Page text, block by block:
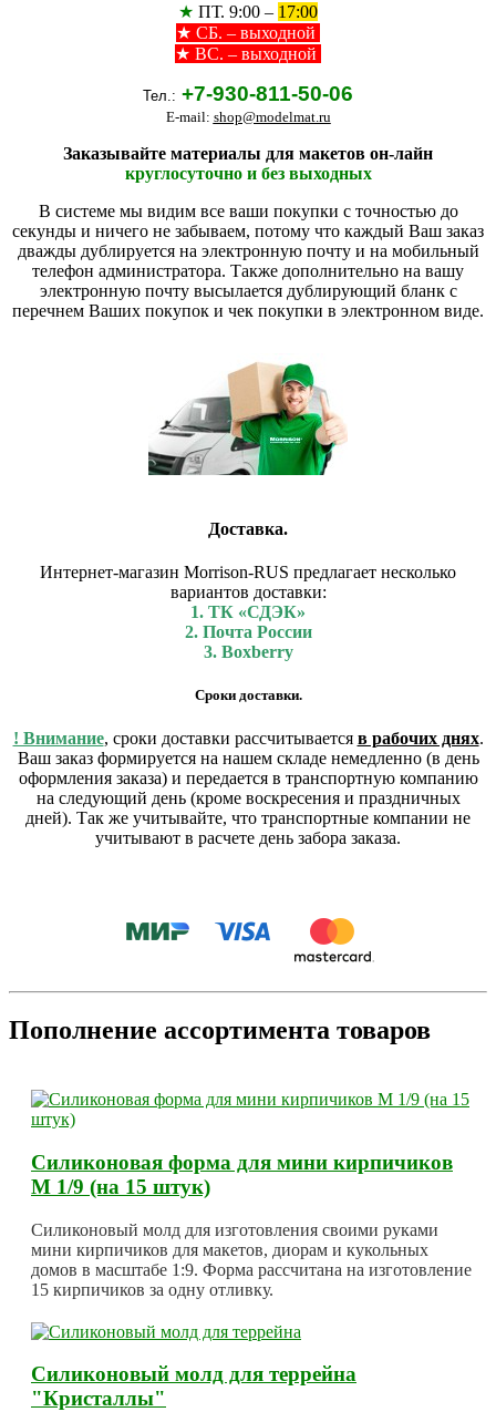
★ ПТ. 9:00 – 17:00
★ СБ. – выходной
★ ВС. – выходной
Тел.: +7-930-811-50-06
E-mail: shop@modelmat.ru
Заказывайте материалы для макетов он-лайн
круглосуточно и без выходных
В системе мы видим все ваши покупки с точностью до
секунды и ничего не забываем, потому что каждый Ваш заказ
дважды дублируется на электронную почту и на мобильный
телефон администратора. Также дополнительно на вашу
электронную почту высылается дублирующий бланк с
перечнем Ваших покупок и чек покупки в электронном виде.
Доставка.
Интернет-магазин Morrison-RUS предлагает несколько
вариантов доставки:
1. ТК «СДЭК»
2. Почта России
3. Boxberry
Сроки доставки.
! Внимание, сроки доставки рассчитывается в рабочих днях.
Ваш заказ формируется на нашем складе немедленно (в день
оформления заказа) и передается в транспортную компанию
на следующий день (кроме воскресения и праздничных
дней). Так же учитывайте, что транспортные компании не
учитывают в расчете день забора заказа.
Пополнение ассортимента товаров
Силиконовая форма для мини кирпичиков
М 1/9 (на 15 штук)
Силиконовый молд для изготовления своими руками
мини кирпичиков для макетов, диорам и кукольных
домов в масштабе 1:9. Форма рассчитана на изготовление
15 кирпичиков за одну отливку.
Силиконовый молд для террейна
"Кристаллы"